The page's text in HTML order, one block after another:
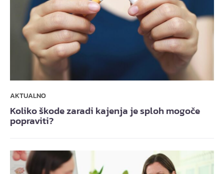
AKTUALNO
Koliko škode zaradi kajenja je sploh mogoče
popraviti?